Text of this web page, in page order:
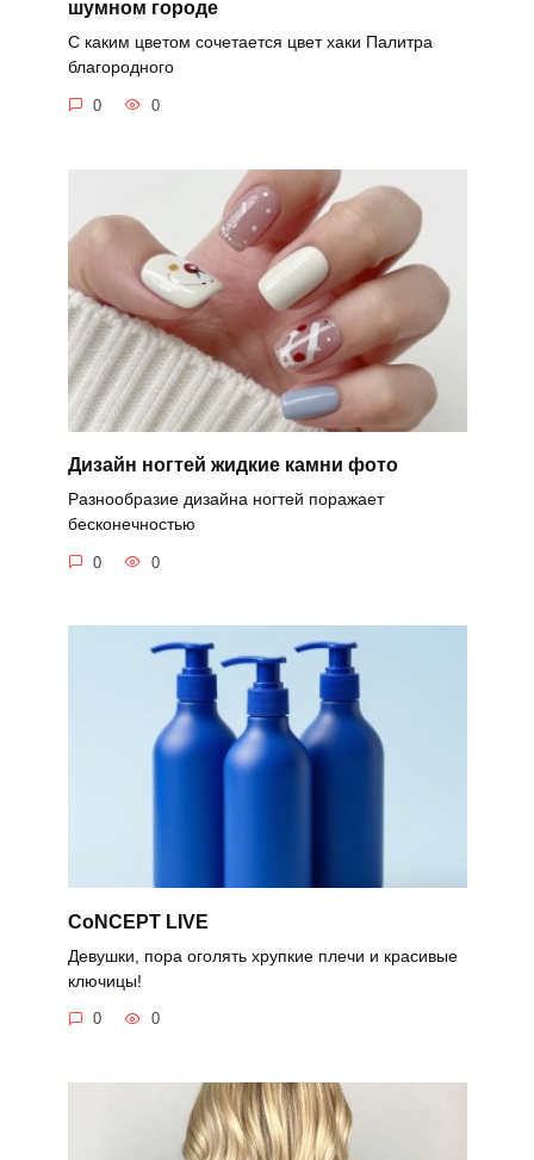
шумном городе
С каким цветом сочетается цвет хаки Палитра
благородного
0 0
Дизайн ногтей жидкие камни фото
Разнообразие дизайна ногтей поражает
бесконечностью
0 0
CoNCEPT LIVE
Девушки, пора оголять хрупкие плечи и красивые
ключицы!
0 0